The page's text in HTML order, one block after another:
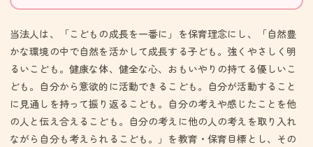
当法人は、「こどもの成長を一番に」を保育理念にし、「自然豊
かな環境の中で自然を活かして成長する子ども。強くやさしく明
るいこども。健康な体、健全な心、おもいやりの持てる優しいこ
ども。自分から意欲的に活動できるこども。自分が活動すること
に見通しを持って振り返るこども。自分の考えや感じたことを他
の人と伝え合えるこども。自分の考えに他の人の考えを取り入れ
ながら自分も考えられるこども。」を教育・保育目標とし、その